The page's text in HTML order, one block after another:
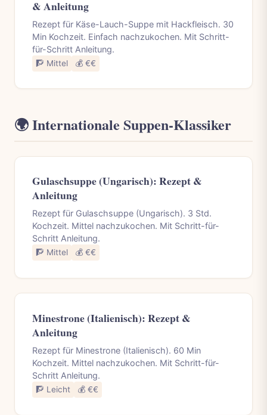
& Anleitung
Rezept für Käse-Lauch-Suppe mit Hackfleisch. 30
Min Kochzeit. Einfach nachzukochen. Mit Schritt-
für-Schritt Anleitung.
🧗 Mittel 💰 €€
🌍 Internationale Suppen-Klassiker
Gulaschsuppe (Ungarisch): Rezept &
Anleitung
Rezept für Gulaschsuppe (Ungarisch). 3 Std.
Kochzeit. Mittel nachzukochen. Mit Schritt-für-
Schritt Anleitung.
🧗 Mittel 💰 €€
Minestrone (Italienisch): Rezept &
Anleitung
Rezept für Minestrone (Italienisch). 60 Min
Kochzeit. Mittel nachzukochen. Mit Schritt-für-
Schritt Anleitung.
🧗 Leicht 💰 €€